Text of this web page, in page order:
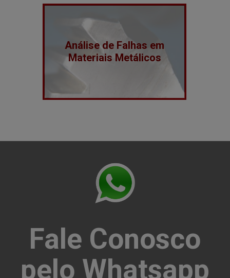
Análise de Falhas em
Materiais Metálicos
Fale Conosco
pelo Whatsapp